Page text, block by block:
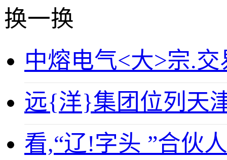
换一换
中熔电气<大>宗.
远{洋}集团位列天
看,“辽!字头 ”合伙